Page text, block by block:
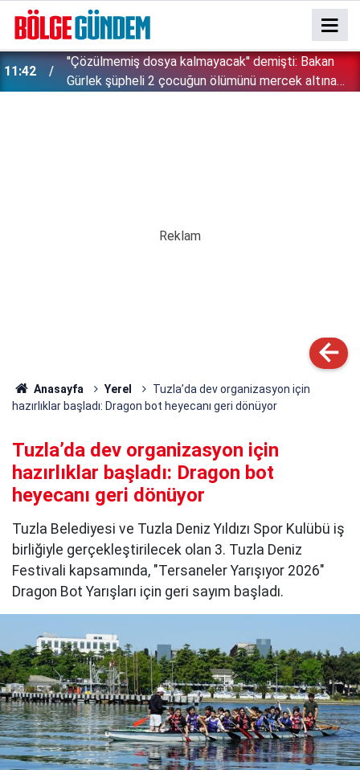
11:42
''Çözülmemiş dosya kalmayacak'' demişti: Bakan
Gürlek şüpheli 2 çocuğun ölümünü mercek altına
Anasayfa Yerel
Tuzla’da dev organizasyon için
hazırlıklar başladı: Dragon bot heyecanı geri dönüyor
Tuzla’da dev organizasyon için
hazırlıklar başladı: Dragon bot
heyecanı geri dönüyor
Tuzla Belediyesi ve Tuzla Deniz Yıldızı Spor Kulübü iş
birliğiyle gerçekleştirilecek olan 3. Tuzla Deniz
Festivali kapsamında, "Tersaneler Yarışıyor 2026"
Dragon Bot Yarışları için geri sayım başladı.